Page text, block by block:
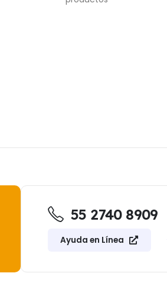
55 2740 8909
Ayuda en Línea